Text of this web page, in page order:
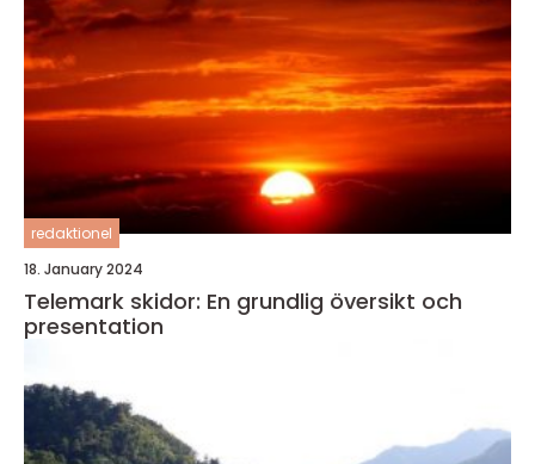
redaktionel
18. January 2024
Telemark skidor: En grundlig översikt och
presentation